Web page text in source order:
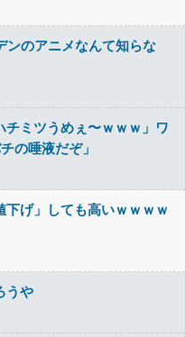
ンのアニメなんて知らな
ミツうめぇ〜ｗｗｗ」ワ
の唾液だぞ」
下げ」しても高いｗｗｗｗ
うや